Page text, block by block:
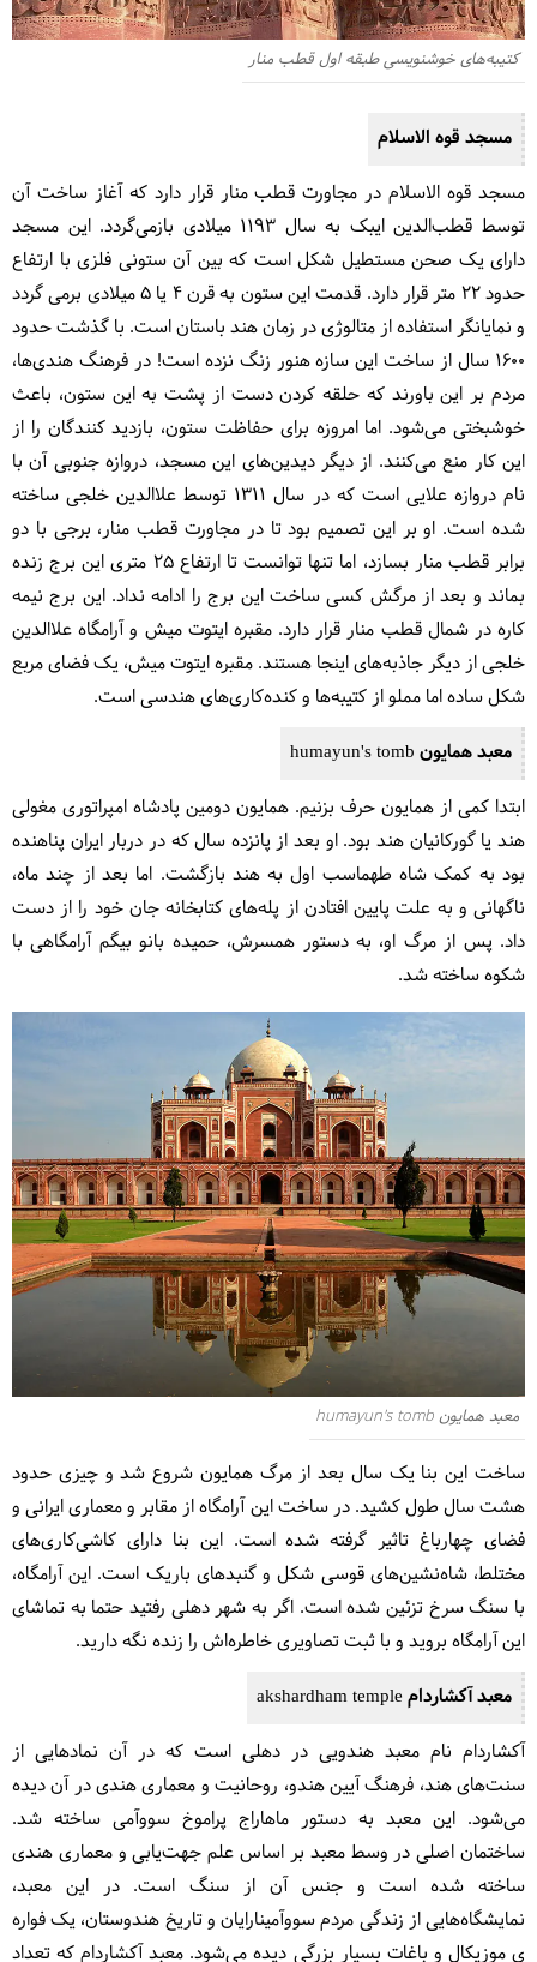
کتیبه‌های خوشنویسی طبقه اول قطب منار
مسجد قوه الاسلام
مسجد قوه الاسلام در مجاورت قطب منار قرار دارد که آغاز ساخت آن
توسط قطب‌الدین ایبک به سال ۱۱۹۳ میلادی بازمی‌گردد. این مسجد
دارای یک صحن مستطیل شکل است که بین آن ستونی فلزی با ارتفاع
حدود ۲۲ متر قرار دارد. قدمت این ستون به قرن ۴ یا ۵ میلادی برمی گردد
و نمایانگر استفاده از متالوژی در زمان هند باستان است. با گذشت حدود
۱۶۰۰ سال از ساخت این سازه هنور زنگ نزده است! در فرهنگ هندی‌ها،
مردم بر این باورند که حلقه کردن دست از پشت به این ستون، باعث
خوشبختی می‌شود. اما امروزه برای حفاظت ستون،‌ بازدید کنندگان را از
این کار منع می‌کنند. از دیگر دیدین‌های این مسجد، دروازه جنوبی آن با
نام دروازه علایی است که در سال ۱۳۱۱ توسط علاالدین خلجی ساخته
شده است. او بر این تصمیم بود تا در مجاورت قطب منار، برجی با دو
برابر قطب منار بسازد، اما تنها توانست تا ارتفاع ۲۵ متری این برج زنده
بماند و بعد از مرگش کسی ساخت این برج را ادامه نداد. این برج نیمه
کاره در شمال قطب منار قرار دارد. مقبره ایتوت میش و آرامگاه علاالدین
خلجی از دیگر جاذبه‌های اینجا هستند. مقبره ایتوت میش، یک فضای مربع
شکل ساده اما مملو از کتیبه‌ها و کنده‌کاری‌های هندسی است.
معبد همایون humayun's tomb
ابتدا کمی از همایون حرف بزنیم. همایون دومین پادشاه امپراتوری مغولی
هند یا گورکانیان هند بود. او بعد از پانزده سال که در دربار ایران پناهنده
بود به کمک شاه طهماسب اول به هند بازگشت. اما بعد از چند ماه،
ناگهانی و به علت پایین افتادن از پله‌های کتابخانه‌ جان خود را از دست
داد. پس از مرگ او، به دستور همسرش، حمیده بانو بیگم آرامگاهی با
شکوه ساخته شد.
معبد همایون humayun's tomb
ساخت این بنا یک سال بعد از مرگ همایون شروع شد و چیزی حدود
هشت سال طول کشید. در ساخت این آرامگاه از مقابر و معماری ایرانی و
فضای چهارباغ تاثیر گرفته شده است. این بنا دارای کاشی‌کاری‌های
مختلط، شاه‌نشین‌های قوسی شکل و گنبدهای باریک است. این آرامگاه،
با سنگ سرخ تزئین شده است. اگر به شهر دهلی رفتید حتما به تماشای
این آرامگاه بروید و با ثبت تصاویری خاطره‌اش را زنده نگه دارید.
معبد آکشاردام akshardham temple
آکشاردام نام معبد هندویی در دهلی است که در آن نمادهایی از
سنت‌های هند، فرهنگ آیین هندو، روحانیت و معماری هندی در آن دیده
می‌شود. این معبد به دستور ماهاراج پراموخ سووآمی ساخته شد.
ساختمان اصلی در وسط معبد بر اساس علم جهت‌یابی و معماری هندی
ساخته شده است و جنس آن از سنگ است. در این معبد،
نمایشگاه‌هایی از زندگی مردم سووآمینارایان و تاریخ هندوستان، یک فواره
ی موزیکال و باغات بسیار بزرگی دیده می‌شود. معبد آکشاردام که تعداد